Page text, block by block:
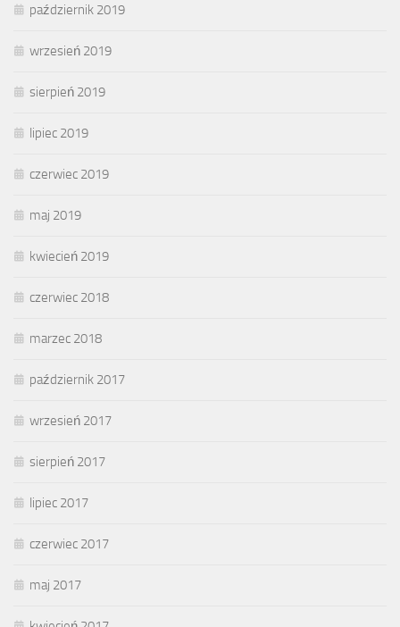
październik 2019
wrzesień 2019
sierpień 2019
lipiec 2019
czerwiec 2019
maj 2019
kwiecień 2019
czerwiec 2018
marzec 2018
październik 2017
wrzesień 2017
sierpień 2017
lipiec 2017
czerwiec 2017
maj 2017